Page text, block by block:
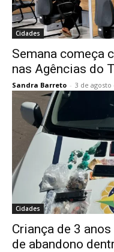
Cidades
Semana começa
nas Agências do
Sandra Barreto - 3 de agosto
Cidades
Criança de 3
de abandono